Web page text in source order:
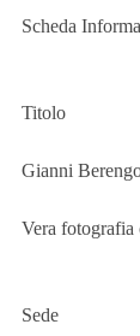
Scheda
Titolo
Gianni
Vera fotografia
Sede